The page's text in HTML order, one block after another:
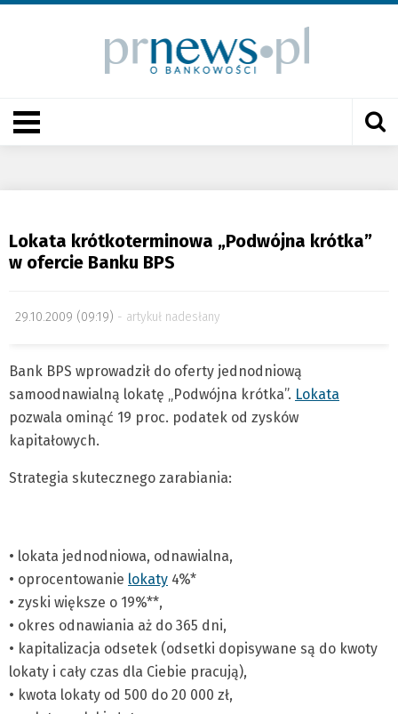
Lokata krótkoterminowa „Podwójna krótka”
w ofercie Banku BPS
29.10.2009 (09:19) artykuł nadesłany
Bank BPS wprowadził do oferty jednodniową
samoodnawialną lokatę „Podwójna krótka”. Lokata
pozwala ominąć 19 proc. podatek od zysków
kapitałowych.
Strategia skutecznego zarabiania:
• lokata jednodniowa, odnawialna,
• oprocentowanie lokaty 4%*
• zyski większe o 19%**,
• okres odnawiania aż do 365 dni,
• kapitalizacja odsetek (odsetki dopisywane są do kwoty
lokaty i cały czas dla Ciebie pracują),
• kwota lokaty od 500 do 20 000 zł,